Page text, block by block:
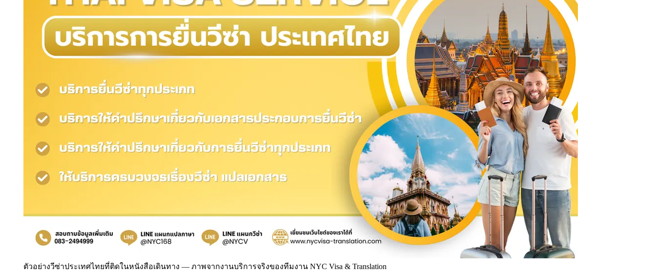
ตัวอย่างวีซ่าประเทศไทยที่ติดในหนังสือเดินทาง — ภาพจากงานบริการจริงของทีมงาน NYC Visa & Translation